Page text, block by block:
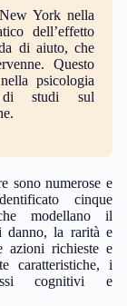
York nella
dell’effetto
di aiuto, che
Questo
psicologia
di studi sul
sono numerose e
cinque
modellano il
danno, la rarità e
azioni richieste e
caratteristiche, i
cognitivi e